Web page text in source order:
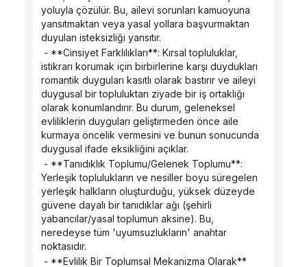
yoluyla çözülür. Bu, ailevi sorunları kamuoyuna
yansıtmaktan veya yasal yollara başvurmaktan
duyulan isteksizliği yansıtır.
istikrarı korumak için birbirlerine karşı duydukları
romantik duyguları kasıtlı olarak bastırır ve aileyi
duygusal bir topluluktan ziyade bir iş ortaklığı
olarak konumlandırır. Bu durum, geleneksel
evliliklerin duyguları geliştirmeden önce aile
kurmaya öncelik vermesini ve bunun sonucunda
duygusal ifade eksikliğini açıklar.
Yerleşik toplulukların ve nesiller boyu süregelen
yerleşik halkların oluşturduğu, yüksek düzeyde
güvene dayalı bir tanıdıklar ağı (şehirli
yabancılar/yasal toplumun aksine). Bu,
neredeyse tüm 'uyumsuzlukların' anahtar
noktasıdır.